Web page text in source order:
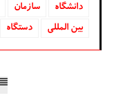
دانشگاه‌ سازمان
بین المللی
دستگاه